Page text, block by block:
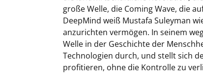
große Welle, die Coming Wave, die
DeepMind weiß Mustafa Suleyman
anzurichten vermögen. In seinem
Welle in der Geschichte der
Technologien durch, und stellt sich
profitieren, ohne die Kontrolle zu